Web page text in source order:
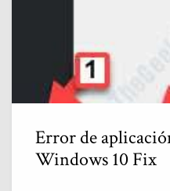
Error de
Windows 10 Fix